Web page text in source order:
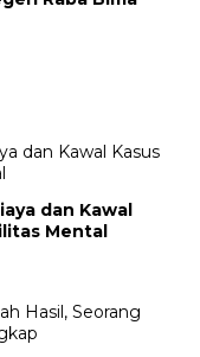
dan Kawal
Mental